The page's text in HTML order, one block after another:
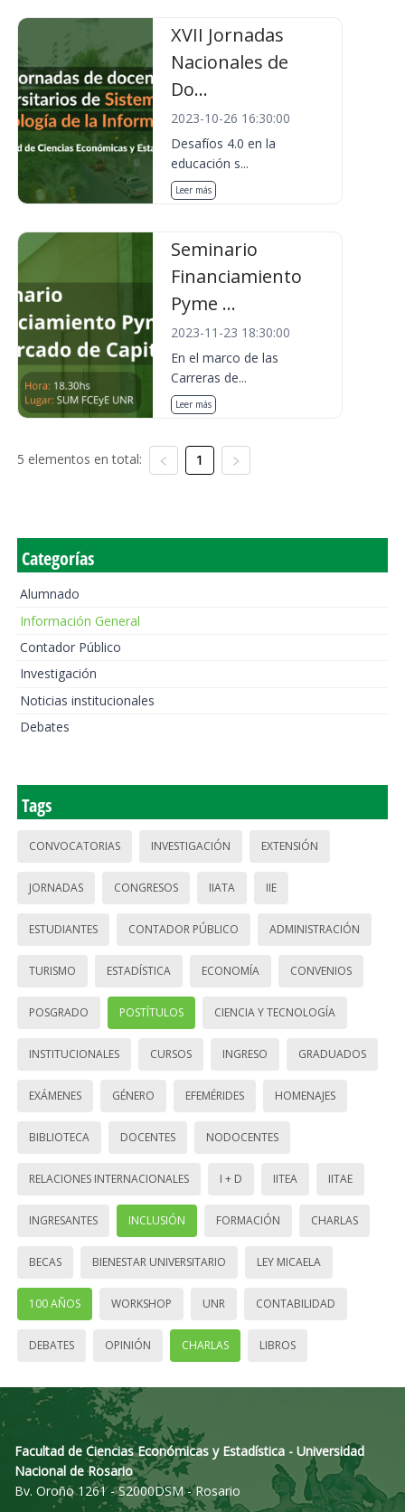
XVII Jornadas
Nacionales de
Do...
2023-10-26 16:30:00
Desafíos 4.0 en la
educación s...
Leer más
Seminario
Financiamiento
Pyme ...
2023-11-23 18:30:00
En el marco de las
Carreras de...
Leer más
5 elementos en total: 1
Categorías
Alumnado
Información General
Contador Público
Investigación
Noticias institucionales
Debates
Tags
CONVOCATORIAS INVESTIGACIÓN EXTENSIÓN
JORNADAS CONGRESOS IIATA IIE
ESTUDIANTES CONTADOR PÚBLICO ADMINISTRACIÓN
TURISMO ESTADÍSTICA ECONOMÍA CONVENIOS
POSGRADO POSTÍTULOS CIENCIA Y TECNOLOGÍA
INSTITUCIONALES CURSOS INGRESO GRADUADOS
EXÁMENES GÉNERO EFEMÉRIDES HOMENAJES
BIBLIOTECA DOCENTES NODOCENTES
RELACIONES INTERNACIONALES I + D IITEA IITAE
INGRESANTES INCLUSIÓN FORMACIÓN CHARLAS
BECAS BIENESTAR UNIVERSITARIO LEY MICAELA
100 AÑOS WORKSHOP UNR CONTABILIDAD
DEBATES OPINIÓN CHARLAS LIBROS
Facultad de Ciencias Económicas y Estadística - Universidad
Nacional de Rosario
Bv. Oroño 1261 - S2000DSM - Rosario